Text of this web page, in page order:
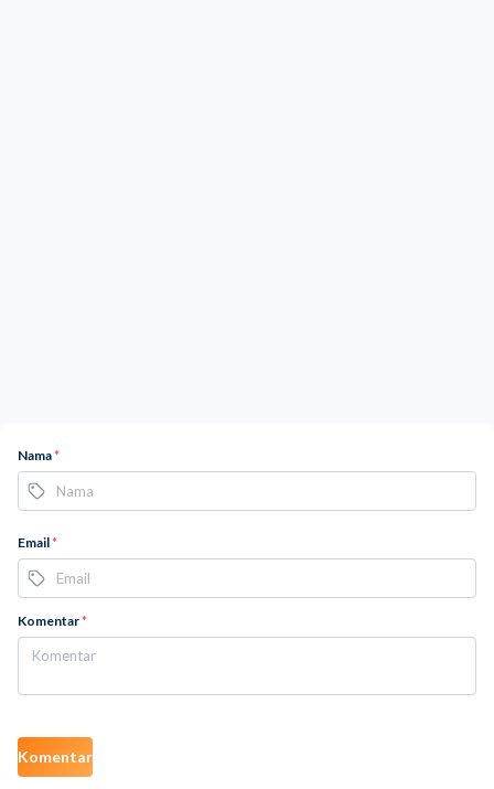
Nama*
Email*
Komentar*
Komentar